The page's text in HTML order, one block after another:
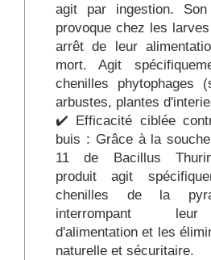
agit par ingestion.
provoque chez les
arrêt de leur
mort. Agit
chenilles phytophages
arbustes, plantes
✔️ Efficacité ciblée
buis : Grâce à la
11 de Bacillus
produit agit
chenilles de la
interrompant
d'alimentation et les
naturelle et sécuritaire.